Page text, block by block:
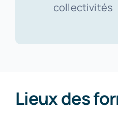
collectivités
Lieux des